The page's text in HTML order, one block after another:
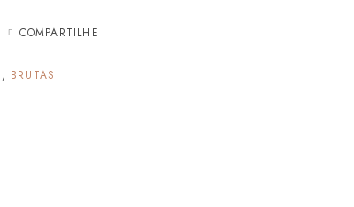
COMPARTILHE
, BRUTAS